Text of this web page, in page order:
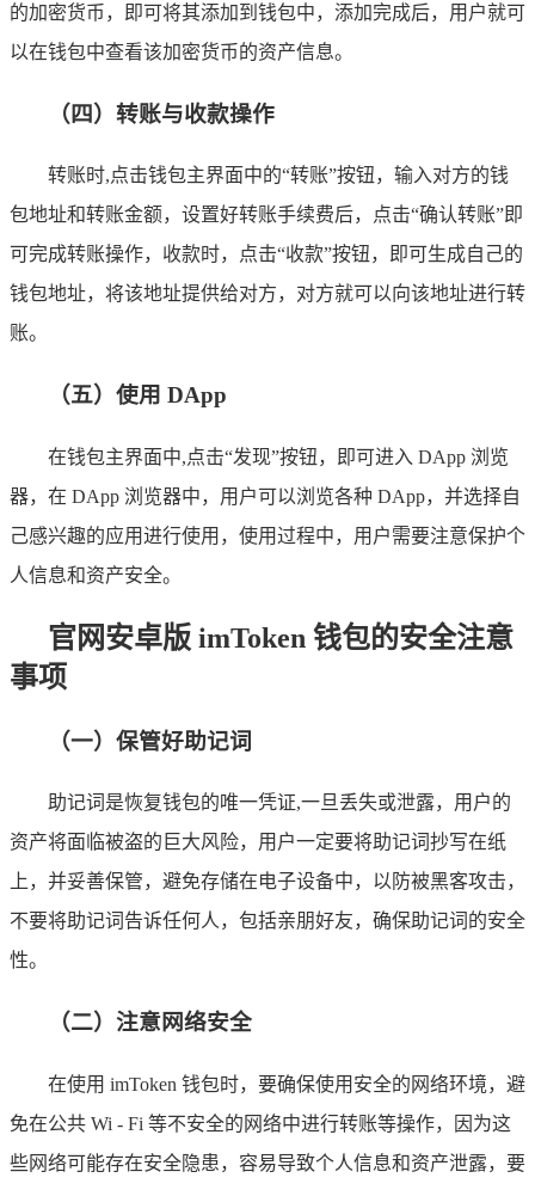
的加密货币，即可将其添加到钱包中，添加完成后，用户就可
以在钱包中查看该加密货币的资产信息。
（四）转账与收款操作
转账时,点击钱包主界面中的“转账”按钮，输入对方的钱
包地址和转账金额，设置好转账手续费后，点击“确认转账”即
可完成转账操作，收款时，点击“收款”按钮，即可生成自己的
钱包地址，将该地址提供给对方，对方就可以向该地址进行转
账。
（五）使用 DApp
在钱包主界面中,点击“发现”按钮，即可进入 DApp 浏览
器，在 DApp 浏览器中，用户可以浏览各种 DApp，并选择自
己感兴趣的应用进行使用，使用过程中，用户需要注意保护个
人信息和资产安全。
官网安卓版 imToken 钱包的安全注意
事项
（一）保管好助记词
助记词是恢复钱包的唯一凭证,一旦丢失或泄露，用户的
资产将面临被盗的巨大风险，用户一定要将助记词抄写在纸
上，并妥善保管，避免存储在电子设备中，以防被黑客攻击，
不要将助记词告诉任何人，包括亲朋好友，确保助记词的安全
性。
（二）注意网络安全
在使用 imToken 钱包时，要确保使用安全的网络环境，避
免在公共 Wi - Fi 等不安全的网络中进行转账等操作，因为这
些网络可能存在安全隐患，容易导致个人信息和资产泄露，要